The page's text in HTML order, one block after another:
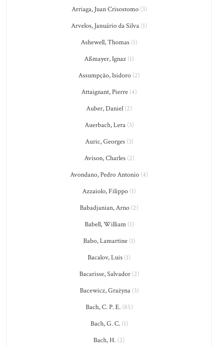
Arriaga, Juan Crisostomo(3)
Arvelos, Januário da Silva (1)
Ashewell, Thomas (1)
Aßmayer, Ignaz (1)
Assumpção, Isidoro (2)
Attaignant, Pierre (4)
Auber, Daniel (2)
Auerbach, Lera(3)
Auric, Georges(3)
Avison, Charles(2)
Avondano, Pedro Antonio (4)
Azzaiolo, Filippo (1)
Babadjanian, Arno (2)
Babell, William(1)
Babo, Lamartine(1)
Bacalov, Luis (1)
Bacarisse, Salvador(2)
Bacewicz, Grażyna(3)
Bach, C. P. E.(85)
Bach, G. C.(1)
Bach, H. (2)